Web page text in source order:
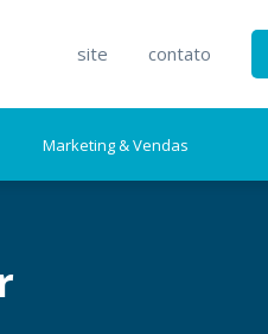
site contato
Marketing & Vendas